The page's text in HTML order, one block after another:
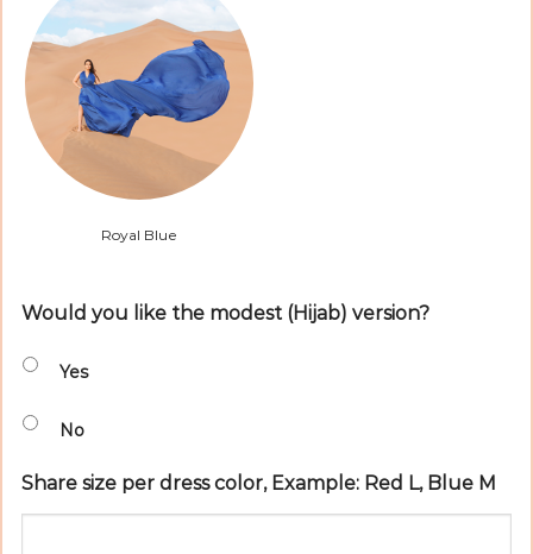
Royal Blue
Would you like the modest (Hijab) version?
Yes
No
Share size per dress color, Example: Red L, Blue M